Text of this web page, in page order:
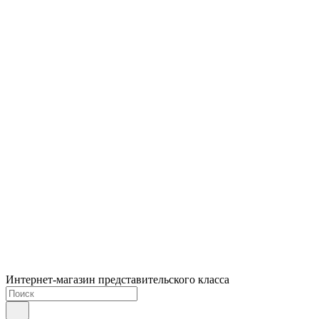
Интернет-магазин представительского класса